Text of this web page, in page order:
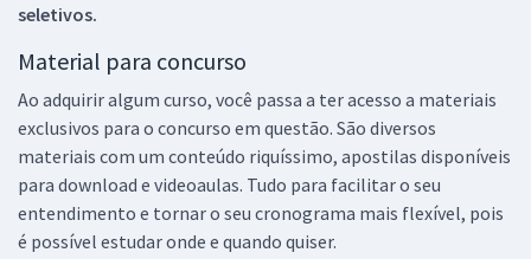
seletivos.
Material para concurso
Ao adquirir algum curso, você passa a ter acesso a materiais
exclusivos para o concurso em questão. São diversos
materiais com um conteúdo riquíssimo, apostilas disponíveis
para download e videoaulas. Tudo para facilitar o seu
entendimento e tornar o seu cronograma mais flexível, pois
é possível estudar onde e quando quiser.